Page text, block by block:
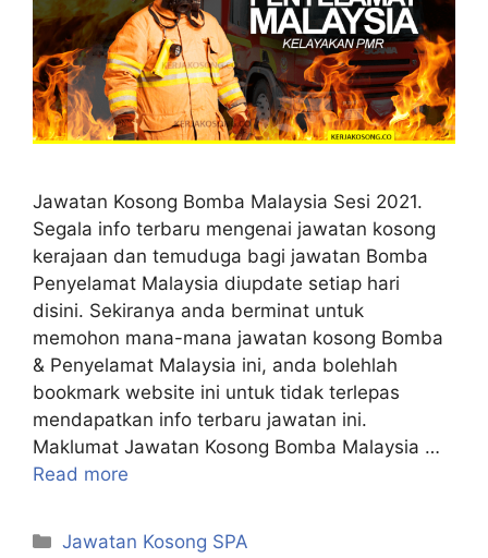
Jawatan Kosong Bomba Malaysia Sesi 2021.
Segala info terbaru mengenai jawatan kosong
kerajaan dan temuduga bagi jawatan Bomba
Penyelamat Malaysia diupdate setiap hari
disini. Sekiranya anda berminat untuk
memohon mana-mana jawatan kosong Bomba
& Penyelamat Malaysia ini, anda bolehlah
bookmark website ini untuk tidak terlepas
mendapatkan info terbaru jawatan ini.
Maklumat Jawatan Kosong Bomba Malaysia …
Read more
Categories
Jawatan Kosong SPA